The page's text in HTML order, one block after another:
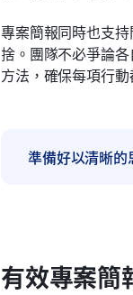
專案簡報同時也支
捨。團隊不必爭論
方法，確保每項行
準備好以清晰的
有效專案簡